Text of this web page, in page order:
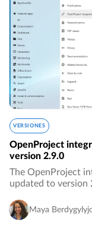
VERSIONES
OpenProject
version 2.9.0
The OpenProject
updated to version
OpenProject.…
Maya